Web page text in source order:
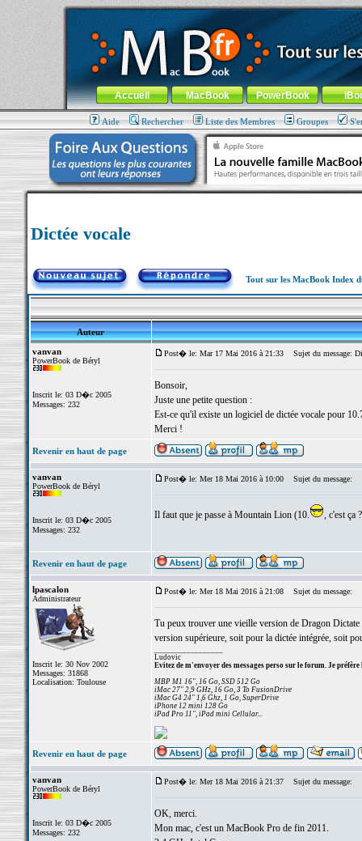
MacBook-fr.com : 100% Apple... 100% nomade !
Aller au contenu-Aller au menu général-Aller au menu de
Menu général
Accueil MacBook PowerBook
Aide Rechercher Liste des Membres Groupes
Dictée vocale
Tout sur les MacBook Index
Auteur
vanvan
PowerBook de Béryl
Inscrit le: 03 D�c 2005
Messages: 232
Post� le: Mar 17 Mai 2016 à 21:33 Sujet du message:
Bonsoir,
Juste une petite question :
Est-ce qu'il existe un logiciel de dictée vocale pour
Merci !
Revenir en haut de page
vanvan
PowerBook de Béryl
Inscrit le: 03 D�c 2005
Messages: 232
Post� le: Mer 18 Mai 2016 à 10:00 Sujet du message:
Il faut que je passe à Mountain Lion (10. , c'est ça
Revenir en haut de page
lpascalon
Administrateur
Inscrit le: 30 Nov 2002
Messages: 31868
Localisation: Toulouse
Post� le: Mer 18 Mai 2016 à 21:08 Sujet du message:
Tu peux trouver une vieille version de Dragon
version supérieure, soit pour la dictée intégrée, soit
Ludovic
Evitez de m'envoyer des messages perso sur le forum. Je préfère
MBP M1 16", 16 Go, SSD 512 Go
iMac 27" 2,9 GHz, 16 Go, 3 To FusionDrive
iMac G4 24" 1,6 Ghz, 1 Go, SuperDrive
iPhone 12 mini 128 Go
iPad Pro 11", iPad mini Cellular...
Revenir en haut de page
vanvan
PowerBook de Béryl
Inscrit le: 03 D�c 2005
Messages: 232
Post� le: Mer 18 Mai 2016 à 21:37 Sujet du message:
OK, merci.
Mon mac, c'est un MacBook Pro de fin 2011.